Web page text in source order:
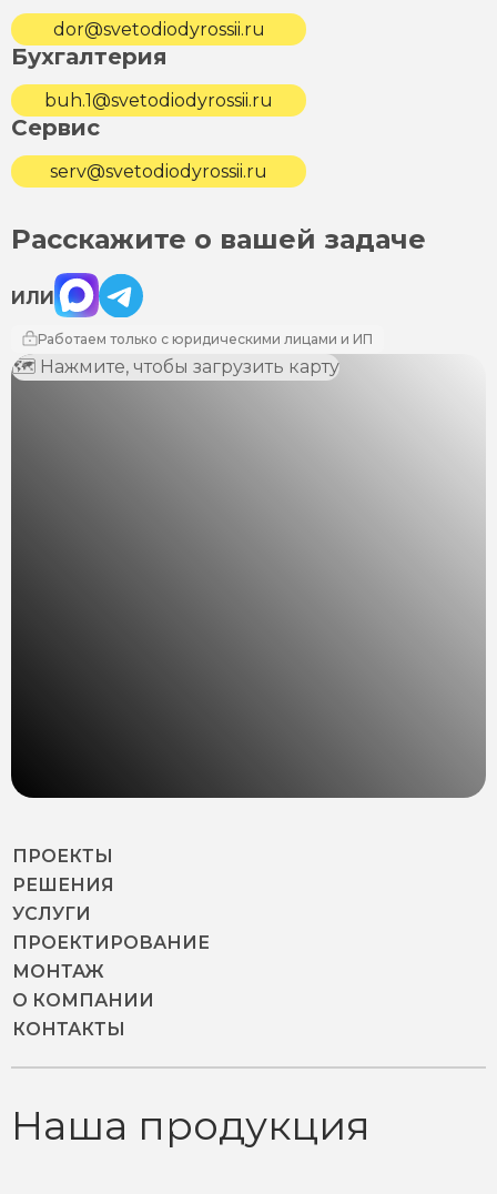
dor@svetodiodyrossii.ru
Бухгалтерия
buh.1@svetodiodyrossii.ru
Сервис
serv@svetodiodyrossii.ru
Расскажите о вашей задаче
ИЛИ
Max Telegram
Работаем только с юридическими лицами и ИП
🗺 Нажмите, чтобы загрузить карту
ПРОЕКТЫ
РЕШЕНИЯ
УСЛУГИ
ПРОЕКТИРОВАНИЕ
МОНТАЖ
О КОМПАНИИ
КОНТАКТЫ
Наша продукция